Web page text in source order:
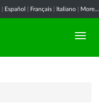
Español Français Italiano More...